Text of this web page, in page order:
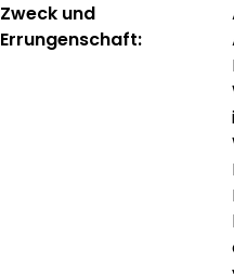
Zweck und
Errungenschaft: